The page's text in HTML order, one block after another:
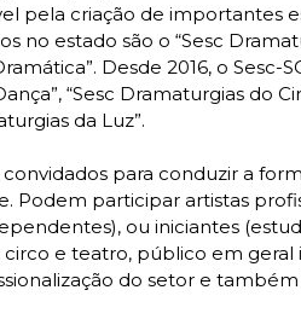
pela criação de importantes
no estado são o “Sesc
Desde 2016, o
“Sesc Dramaturgias do
da Luz”.
para conduzir a
Podem participar artistas
ou iniciantes
circo e teatro, público em
do setor e